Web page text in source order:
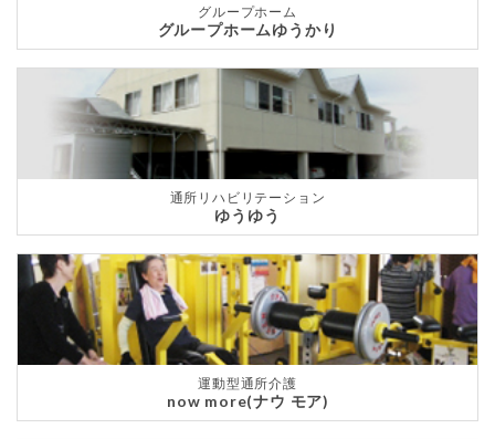
グループホーム
グループホームゆうかり
通所リハビリテーション
ゆうゆう
運動型通所介護
now more(ナウ モア)